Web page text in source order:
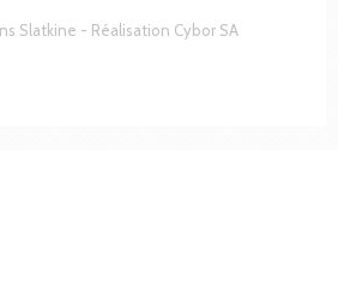
Slatkine - Réalisation Cybor SA